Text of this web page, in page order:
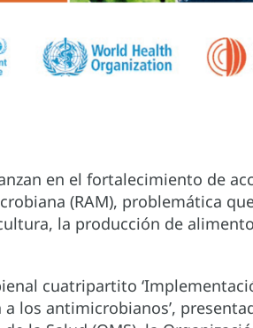
en el fortalecimiento de
(RAM), problemática
la producción de
cuatripartito
los antimicrobianos’,